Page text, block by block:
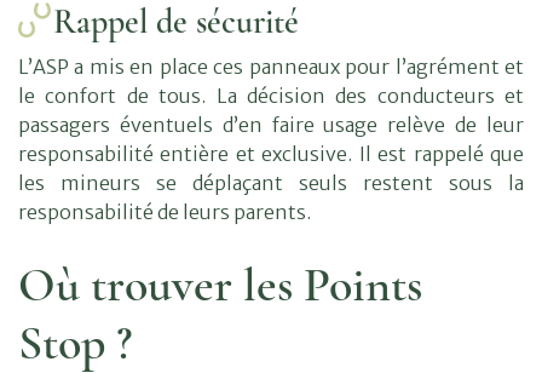
Rappel de sécurité
L’ASP a mis en place ces panneaux pour l’agrément et
le confort de tous. La décision des conducteurs et
passagers éventuels d’en faire usage relève de leur
responsabilité entière et exclusive. Il est rappelé que
les mineurs se déplaçant seuls restent sous la
responsabilité de leurs parents.
Où trouver les Points
Stop ?